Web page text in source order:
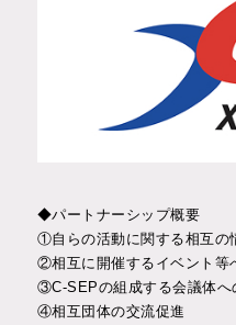
◆パートナーシップ概要
①自らの活動に関する相互の
②相互に開催するイベント等
③C-SEPの組成する会議体へ
④相互団体の交流促進